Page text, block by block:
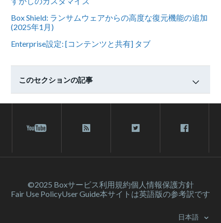
Box Shield: ランサムウェアからの高度な復元機能の追加
(2025年1月)
Enterprise設定: [コンテンツと共有] タブ
このセクションの記事
©2025 Boxサービス利⽤規約個人情報保護方針
Fair Use PolicyUser Guide本サイトは英語版の参考訳です
日本語